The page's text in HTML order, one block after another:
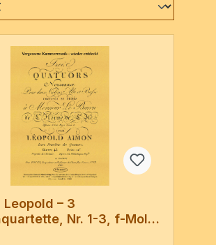
Leopold – 3
Nr. 1-3, f-Moll,